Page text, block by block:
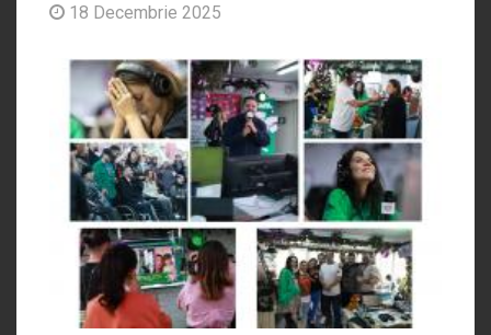
18 Decembrie 2025